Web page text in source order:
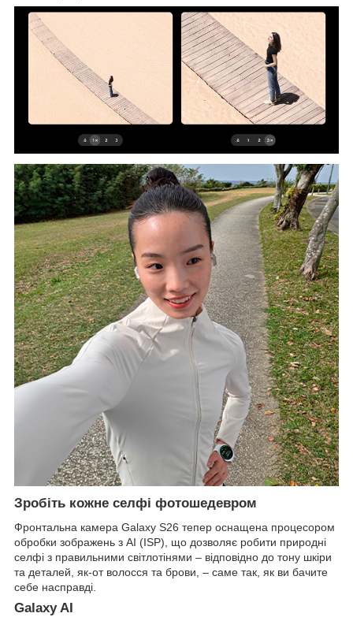
Зробіть кожне селфі фотошедевром
Фронтальна камера Galaxy S26 тепер оснащена процесором
обробки зображень з AI (ISP), що дозволяє робити природні
селфі з правильними світлотінями – відповідно до тону шкіри
та деталей, як-от волосся та брови, – саме так, як ви бачите
себе насправді.
Galaxy AI